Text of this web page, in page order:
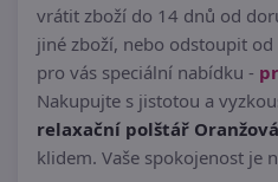
vrátit zboží do 14 dnů od
jiné zboží, nebo odstoupit
pro vás speciální nabídku -
Nakupujte s jistotou a
relaxační polštář
klidem. Vaše spokojenost je